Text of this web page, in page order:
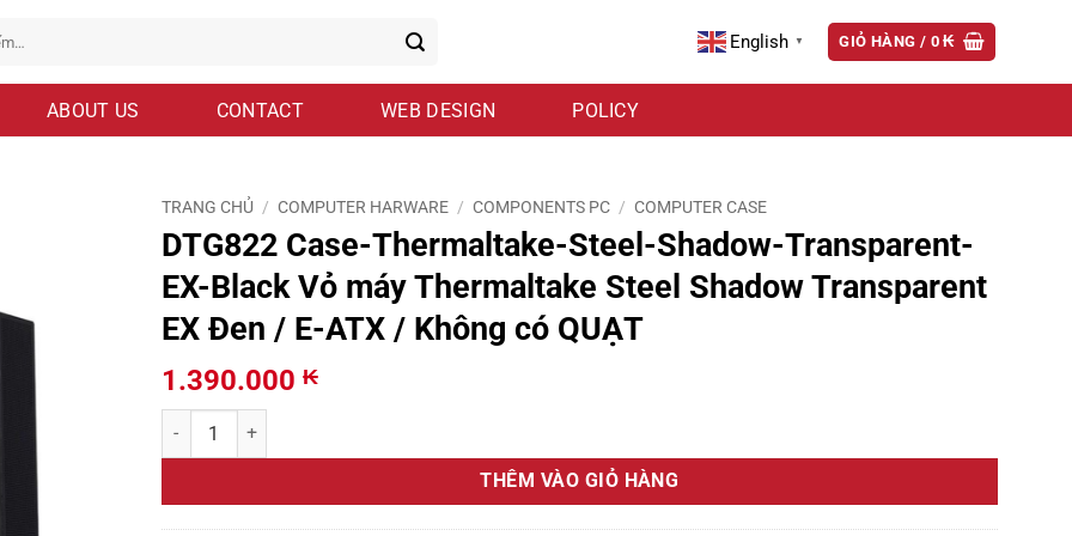
English ▼ GIỎ HÀNG / 0₭
ABOUT US CONTACT WEB DESIGN POLICY
TRANG CHỦ / COMPUTER HARWARE / COMPONENTS PC / COMPUTER CASE
DTG822 Case-Thermaltake-Steel-Shadow-Transparent-
EX-Black Vỏ máy Thermaltake Steel Shadow Transparent
EX Đen / E-ATX / Không có QUẠT
1.390.000 ₭
DTG822 Case-Thermaltake-Steel-Shadow-Transparent-EX-Black Vỏ máy Thermaltake Steel Shadow Transparent EX
THÊM VÀO GIỎ HÀNG